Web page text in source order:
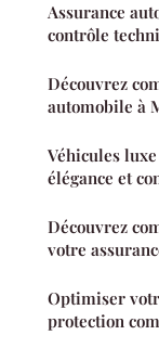
Assurance
contrôle
Découvrez
automobile à
Véhicules
élégance et
Découvrez
votre
Optimiser
protection